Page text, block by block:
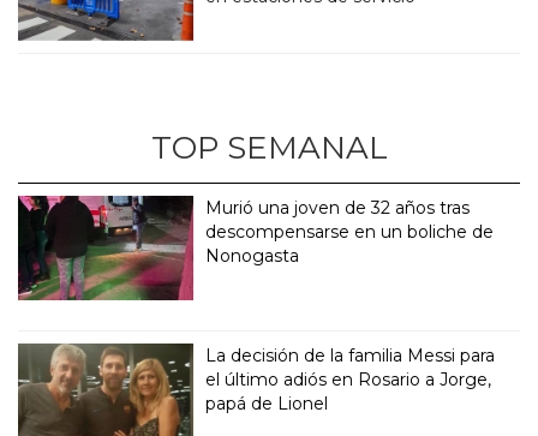
TOP SEMANAL
Murió una joven de 32 años tras
descompensarse en un boliche de
Nonogasta
La decisión de la familia Messi para
el último adiós en Rosario a Jorge,
papá de Lionel